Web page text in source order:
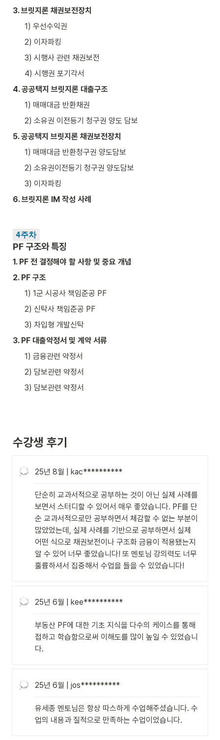
3. 브릿지론 채권보전장치
1) 우선수익권
2) 이자파킹
3) 시행사 관련 채권보전
4) 시행권 포기각서
4. 공공택지 브릿지론 대출구조
1) 매매대금 반환채권
2) 소유권 이전등기 청구권 양도 담보
5. 공공택지 브릿지론 채권보전장치
1) 매매대금 반환청구권 양도담보
2) 소유권이전등기 청구권 양도담보
3) 이자파킹
6. 브릿지론 IM 작성 사례
4주차
PF 구조와 특징
1. PF 전 결정해야 할 사항 및 중요 개념
2. PF 구조
1) 1군 시공사 책임준공 PF
2) 신탁사 책임준공 PF
3) 차입형 개발신탁
3. PF 대출약정서 및 계약 서류
1) 금융관련 약정서
2) 담보관련 약정서
3) 담보관련 약정서
수강생 후기
25년 8월 | kac**********
단순히 교과서적으로 공부하는 것이 아닌 실제 사례를
보면서 스터디할 수 있어서 매우 좋았습니다. PF를 단
순 교과서적으로만 공부하면서 체감할 수 없는 부분이
많았었는데, 실제 사례를 기반으로 공부하면서 실제
어떤 식으로 채권보전이나 구조화 금융이 적용됐는지
알 수 있어 너무 좋았습니다! 또 멘토님 강의력도 너무
훌륭하셔서 집중해서 수업을 들을 수 있었습니다!
25년 6월 | kee**********
부동산 PF에 대한 기초 지식을 다수의 케이스를 통해
접하고 학습함으로써 이해도를 많이 높일 수 있었습니
다.
25년 6월 | jos**********
유세종 멘토님은 항상 따스하게 수업해주셨습니다. 수
업의 내용과 질적으로 만족하는 수업이었습니다.